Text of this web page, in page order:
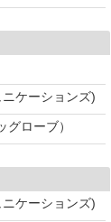
ケーションズ)
グローブ）
ケーションズ)